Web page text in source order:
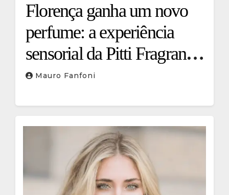
Florença ganha um novo
perfume: a experiência
sensorial da Pitti Fragranze
2026
Mauro Fanfoni